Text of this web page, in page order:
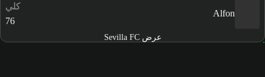
Alfon
كلي
76
عرض Sevilla FC